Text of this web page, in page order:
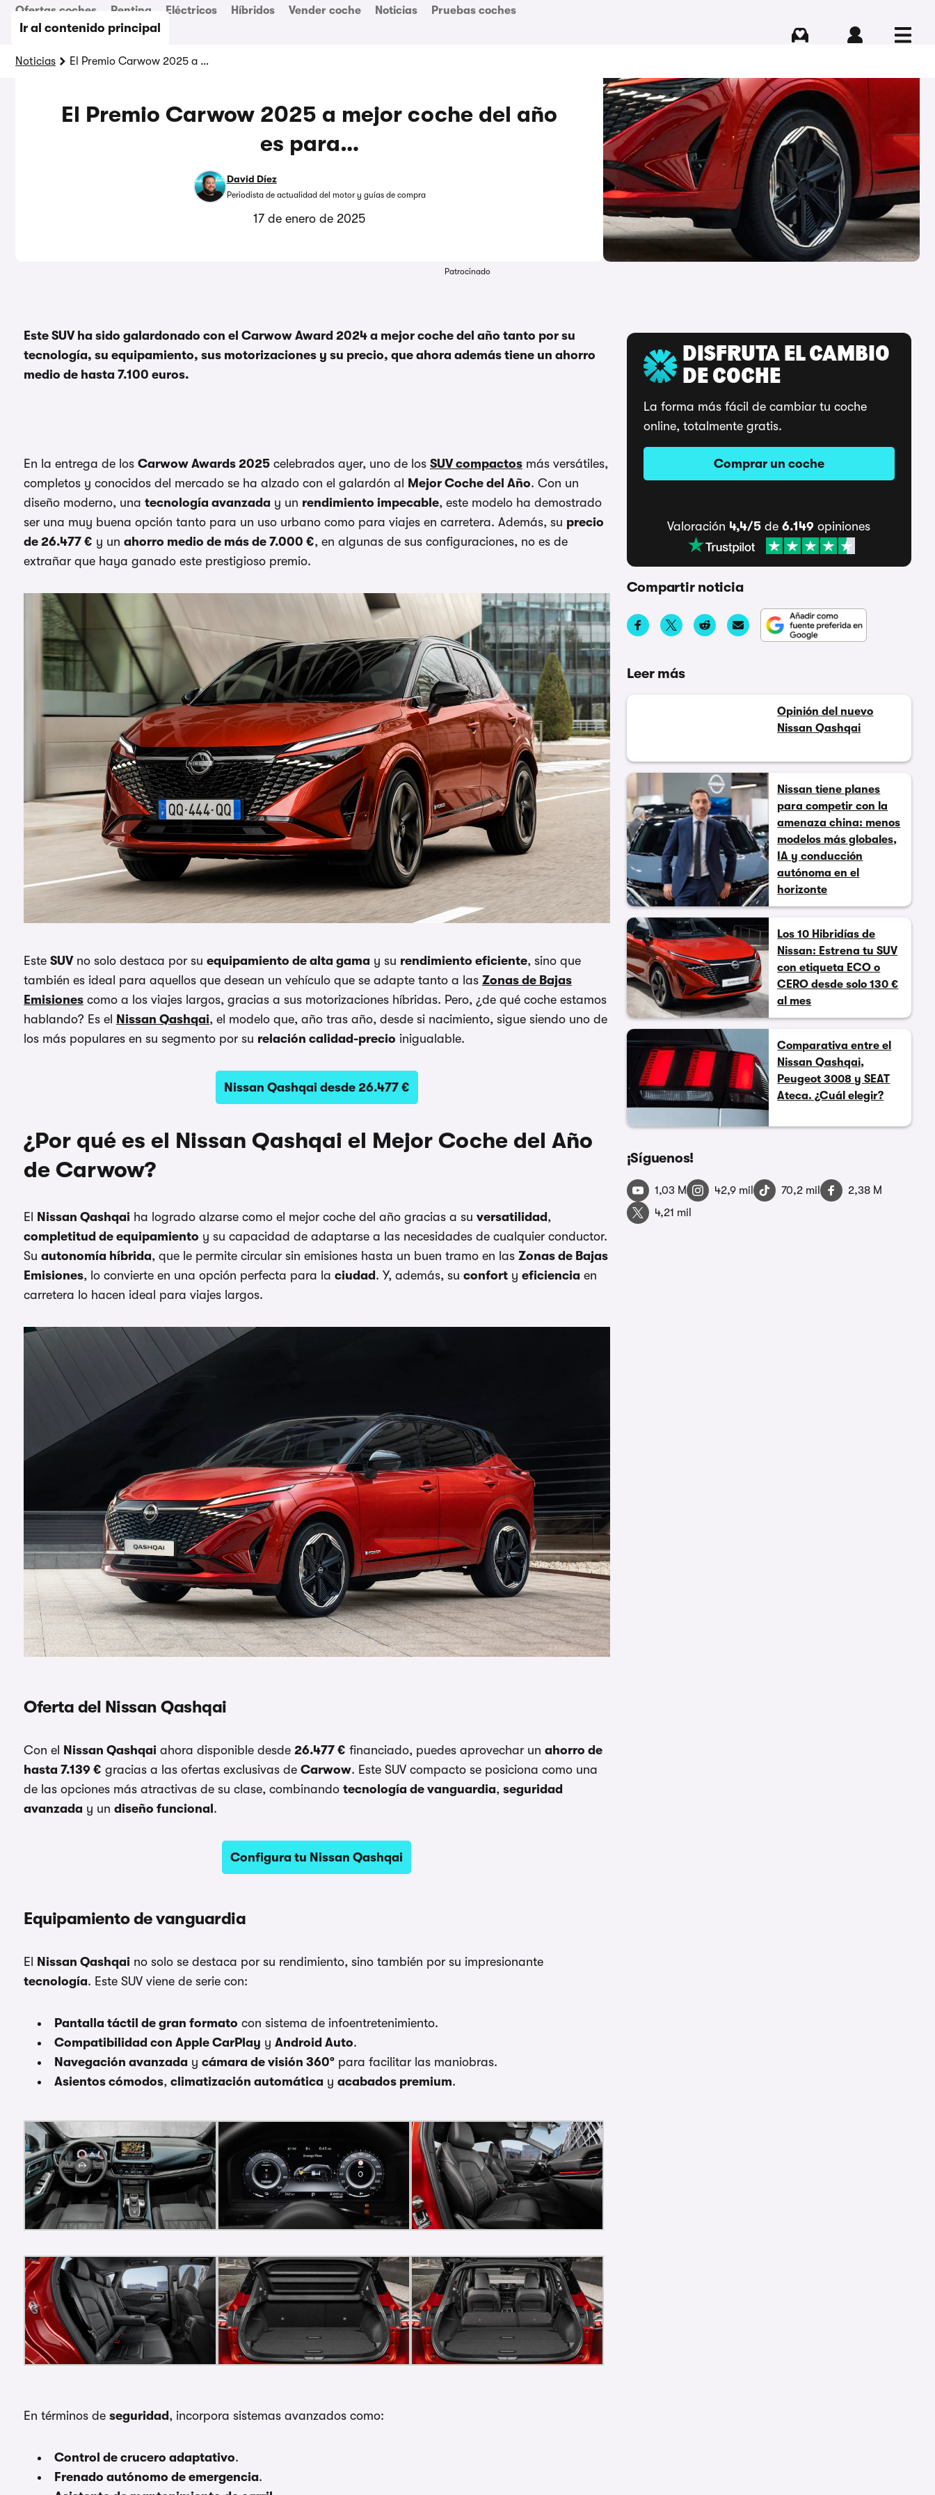
Ir al contenido principal
Ofertas coches Renting Eléctricos Híbridos Vender coche Noticias Pruebas coches
Noticias El Premio Carwow 2025 a mejor coche del año es para…
El Premio Carwow 2025 a mejor coche del año
es para…
David Díez
Periodista de actualidad del motor y guías de compra
17 de enero de 2025
Patrocinado
Este SUV ha sido galardonado con el Carwow Award 2024 a mejor coche del año tanto por su
tecnología, su equipamiento, sus motorizaciones y su precio, que ahora además tiene un ahorro
medio de hasta 7.100 euros.
En la entrega de los Carwow Awards 2025 celebrados ayer, uno de los SUV compactos más versátiles,
completos y conocidos del mercado se ha alzado con el galardón al
Mejor Coche del Año. Con un
diseño moderno, una tecnología avanzada y un rendimiento impecable, este modelo ha demostrado
ser una muy buena opción tanto para un uso urbano como para viajes en carretera. Además, su precio
de 26.477 € y un ahorro medio de más de 7.000 €, en algunas de sus configuraciones, no es de
extrañar que haya ganado este prestigioso premio.
Este SUVno solo destaca por su equipamiento de alta gama y su rendimiento eficiente, sino que
también es ideal para aquellos que desean un vehículo que se adapte tanto a las Zonas de Bajas
Emisiones como a los viajes largos, gracias a sus motorizaciones híbridas. Pero, ¿de qué coche estamos
hablando? Es el Nissan Qashqai, el modelo que, año tras año, desde si nacimiento, sigue siendo uno de
los más populares en su segmento por su relación calidad-precio inigualable.
Nissan Qashqai desde 26.477 €
¿Por qué es el Nissan Qashqai el Mejor Coche del Año
de Carwow?
El Nissan Qashqai ha logrado alzarse como el mejor coche del año gracias a su versatilidad,
completitud de equipamiento y su capacidad de adaptarse a las necesidades de cualquier conductor.
Su autonomía híbrida, que le permite circular sin emisiones hasta un buen tramo en las Zonas de Bajas
Emisiones, lo convierte en una opción perfecta para la ciudad. Y, además, su confort y eficiencia en
carretera lo hacen ideal para viajes largos.
Oferta del Nissan Qashqai
Con el Nissan Qashqai ahora disponible desde 26.477 € financiado, puedes aprovechar un ahorro de
hasta 7.139 € gracias a las ofertas exclusivas de Carwow. Este SUV compacto se posiciona como una
de las opciones más atractivas de su clase, combinando tecnología de vanguardia, seguridad
avanzada y un diseño funcional.
Configura tu Nissan Qashqai
Equipamiento de vanguardia
El Nissan Qashqai no solo se destaca por su rendimiento, sino también por su impresionante
tecnología. Este SUV viene de serie con:
Pantalla táctil de gran formato con sistema de infoentretenimiento.
Compatibilidad con Apple CarPlay y Android Auto.
Navegación avanzada y cámara de visión 360º para facilitar las maniobras.
Asientos cómodos, climatización automática y acabados premium.
En términos de seguridad , incorpora sistemas avanzados como:
Control de crucero adaptativo.
Frenado autónomo de emergencia.
DISFRUTA EL CAMBIO
DE COCHE
La forma más fácil de cambiar tu coche
online, totalmente gratis.
Comprar un coche
Valoración 4,4/5 de6.149 opiniones
Compartir noticia
Leer más
Opinión del nuevo
Nissan Qashqai
Nissan tiene planes
para competir con la
amenaza china: menos
modelos más globales,
IA y conducción
autónoma en el
horizonte
Los 10 Hibridías de
Nissan: Estrena tu SUV
con etiqueta ECO o
CERO desde solo 130 €
al mes
Comparativa entre el
Nissan Qashqai,
Peugeot 3008 y SEAT
Ateca. ¿Cuál elegir?
¡Síguenos!
1,03 M 42,9 mil 70,2 mil
2,38 M
4,21 mil